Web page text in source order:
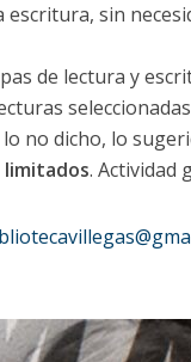
sin
de lectura y
no dicho, lo
limitados. Actividad